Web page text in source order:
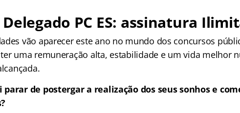
PC ES: assinatura
vão aparecer este ano no mundo dos concursos
uma remuneração alta, estabilidade e um vida melhor
parar de postergar a realização dos seus sonhos e